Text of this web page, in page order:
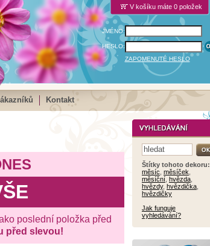
V košíku máte 0 položek
JMÉNO:
HESLO:
ZAPOMENUTÉ HESLO
Kontakt
poslední položka před
před slevou!
Štítky tohoto dekoru:
měsíc měsíček
měsíční hvězda
hvězdy, hvězdička
hvězdičky
Jak funguje
vyhledávání?